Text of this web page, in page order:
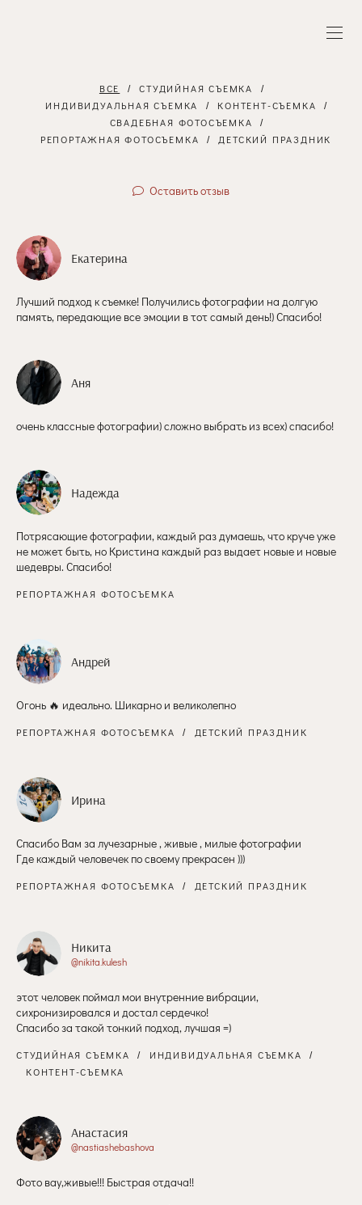
ВСЕ
СТУДИЙНАЯ СЪЕМКА
ИНДИВИДУАЛЬНАЯ СЪЕМКА
КОНТЕНТ-СЪЕМКА
СВАДЕБНАЯ ФОТОСЪЕМКА
РЕПОРТАЖНАЯ ФОТОСЪЕМКА
ДЕТСКИЙ ПРАЗДНИК
Оставить отзыв
Екатерина
Лучший подход к съемке! Получились фотографии на долгую
память, передающие все эмоции в тот самый день!) Спасибо!
Аня
очень классные фотографии) сложно выбрать из всех) спасибо!
Надежда
Потрясающие фотографии, каждый раз думаешь, что круче уже
не может быть, но Кристина каждый раз выдает новые и новые
шедевры. Спасибо!
РЕПОРТАЖНАЯ ФОТОСЪЕМКА
Андрей
Огонь 🔥 идеально. Шикарно и великолепно
РЕПОРТАЖНАЯ ФОТОСЪЕМКА ДЕТСКИЙ ПРАЗДНИК
Ирина
Спасибо Вам за лучезарные , живые , милые фотографии
Где каждый человечек по своему прекрасен )))
РЕПОРТАЖНАЯ ФОТОСЪЕМКА ДЕТСКИЙ ПРАЗДНИК
Никита
@nikita.kulesh
этот человек поймал мои внутренние вибрации,
сихронизировался и достал сердечко!
Спасибо за такой тонкий подход, лучшая =)
СТУДИЙНАЯ СЪЕМКА
ИНДИВИДУАЛЬНАЯ СЪЕМКА
КОНТЕНТ-СЪЕМКА
Анастасия
@nastiashebashova
Фото вау,живые!!! Быстрая отдача!!